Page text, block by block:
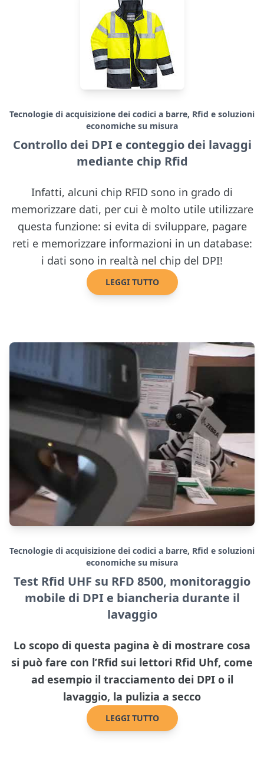
Tecnologie di acquisizione dei codici a barre, Rfid e soluzioni
economiche su misura
Controllo dei DPI e conteggio dei lavaggi
mediante chip Rfid
Infatti, alcuni chip RFID sono in grado di
memorizzare dati, per cui è molto utile utilizzare
questa funzione: si evita di sviluppare, pagare
reti e memorizzare informazioni in un database:
i dati sono in realtà nel chip del DPI!
LEGGI TUTTO
Tecnologie di acquisizione dei codici a barre, Rfid e soluzioni
economiche su misura
Test Rfid UHF su RFD 8500, monitoraggio
mobile di DPI e biancheria durante il
lavaggio
Lo scopo di questa pagina è di mostrare cosa
si può fare con l’Rfid sui lettori Rfid Uhf, come
ad esempio il tracciamento dei DPI o il
lavaggio, la pulizia a secco
LEGGI TUTTO